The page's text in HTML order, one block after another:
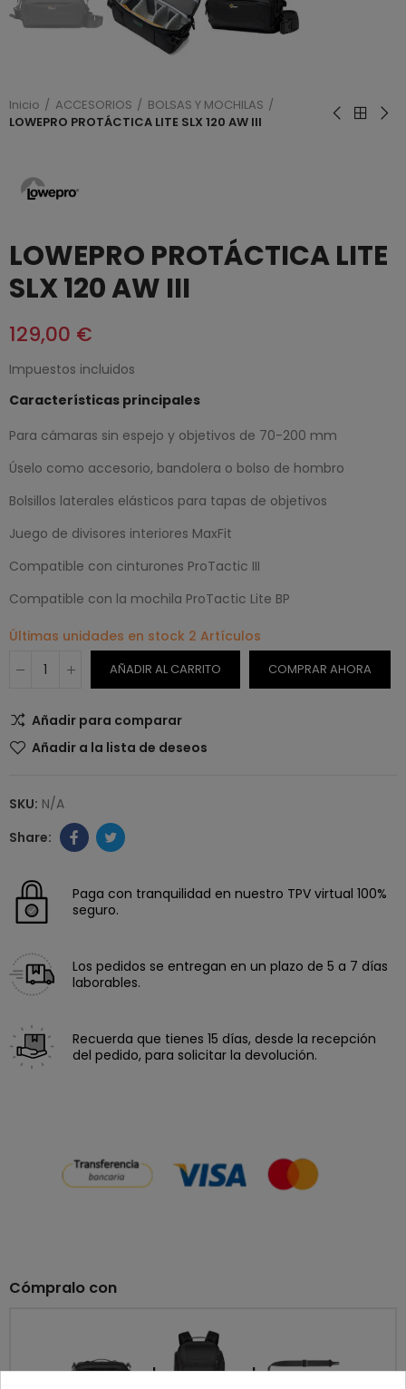
Inicio ACCESORIOS
BOLSAS Y MOCHILAS
LOWEPRO PROTÁCTICA LITE SLX 120 AW III
LOWEPRO PROTÁCTICA LITE
SLX 120 AW III
129,00 €
Impuestos incluidos
Características principales
Para cámaras sin espejo y objetivos de 70-200 mm
Úselo como accesorio, bandolera o bolso de hombro
Bolsillos laterales elásticos para tapas de objetivos
Juego de divisores interiores MaxFit
Compatible con cinturones ProTactic III
Compatible con la mochila ProTactic Lite BP
Últimas unidades en stock 2 Artículos
AÑADIR AL CARRITO COMPRAR AHORA
Añadir para comparar
Añadir a la lista de deseos
SKU: N/A
Paga con tranquilidad en nuestro TPV virtual 100%
seguro.
Los pedidos se entregan en un plazo de 5 a 7 días
laborables.
Recuerda que tienes 15 días, desde la recepción
del pedido, para solicitar la devolución.
Cómpralo con
+ +